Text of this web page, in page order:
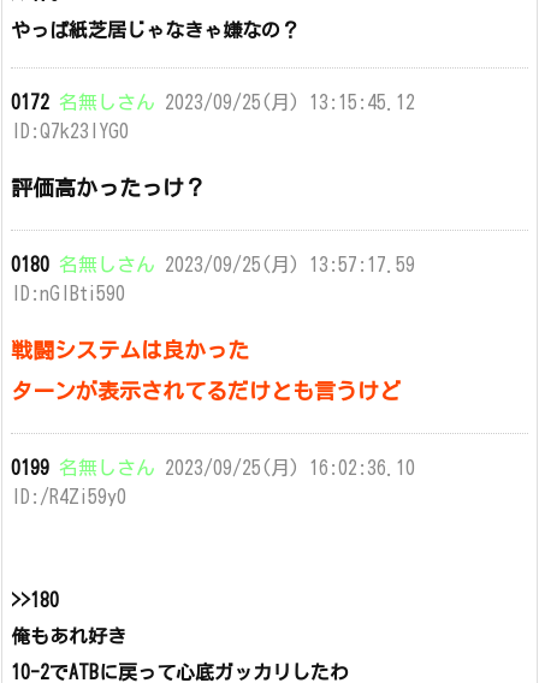
やっぱ紙芝居じゃなきゃ嫌なの？
0172 名無しさん 2023/09/25(月) 13:15:45.12
ID:Q7k23lYG0
評価高かったっけ？
0180 名無しさん 2023/09/25(月) 13:57:17.59
ID:nGIBti590
戦闘システムは良かった
ターンが表示されてるだけとも言うけど
0199 名無しさん 2023/09/25(月) 16:02:36.10
ID:/R4Zi59y0
>>180
俺もあれ好き
10-2でATBに戻って心底ガッカリしたわ